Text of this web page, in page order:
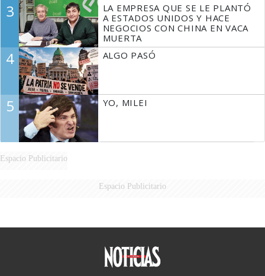
3
LA EMPRESA QUE SE LE PLANTÓ
A ESTADOS UNIDOS Y HACE
NEGOCIOS CON CHINA EN VACA
MUERTA
4 ALGO PASÓ
5 YO, MILEI
Espacio Publicitario
Espacio Publicitario